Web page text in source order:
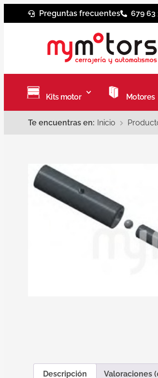
Preguntas frecuentes 679 63
Kits motor Motores
Te encuentras en: Inicio
Descripción
Valoraciones